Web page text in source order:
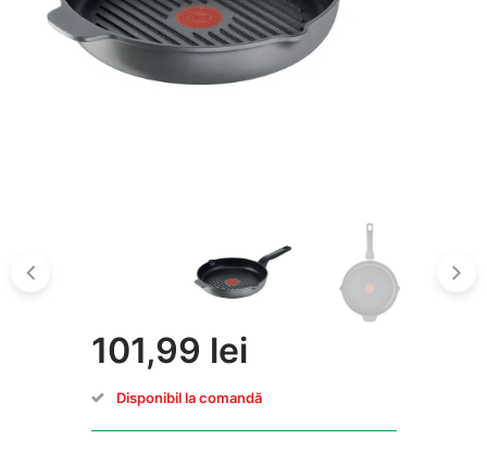
101,99 lei
Disponibil la comandă